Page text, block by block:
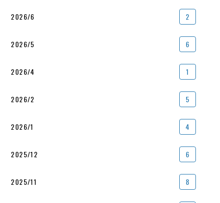
2026/6 2
2026/5 6
2026/4 1
2026/2 5
2026/1 4
2025/12 6
2025/11 8